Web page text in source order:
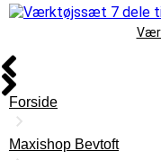
Forside
Maxishop Bevtoft